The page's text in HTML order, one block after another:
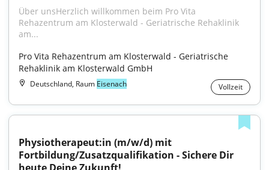
Über unsHerzlich willkommen beim Pro Vita
Rehazentrum am Klosterwald - Geriatrische Rehaklinik
am...
Pro Vita Rehazentrum am Klosterwald - Geriatrische
Rehaklinik am Klosterwald GmbH
Deutschland, Raum Eisenach Vollzeit
Physiotherapeut:in (m/w/d) mit
Fortbildung/Zusatzqualifikation - Sichere Dir